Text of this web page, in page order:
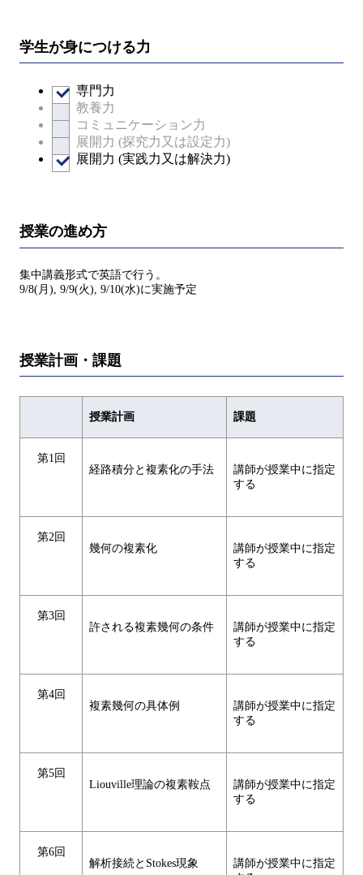
学生が身につける力
専門力
教養力
コミュニケーション力
展開力 (探究力又は設定力)
展開力 (実践力又は解決力)
授業の進め方
集中講義形式で英語で行う。
9/8(月), 9/9(火), 9/10(水)に実施予定
授業計画・課題
授業計画 課題
第1回
経路積分と複素化の手法
講師が授業中に指定
する
第2回
幾何の複素化
講師が授業中に指定
する
第3回
許される複素幾何の条件
講師が授業中に指定
する
第4回
複素幾何の具体例
講師が授業中に指定
する
第5回
Liouville理論の複素鞍点
講師が授業中に指定
する
第6回
解析接続とStokes現象
講師が授業中に指定